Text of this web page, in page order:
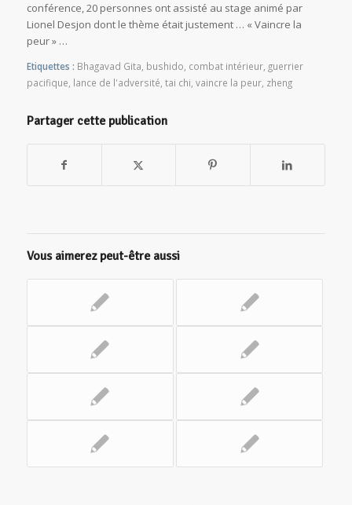
conférence, 20 personnes ont assisté au stage animé par
Lionel Desjon dont le thème était justement … « Vaincre la
peur » …
Etiquettes : Bhagavad Gita bushido combat intérieur, guerrier
pacifique lance de l'adversité tai chi vaincre la peur, zheng
Partager cette publication
Vous aimerez peut-être aussi